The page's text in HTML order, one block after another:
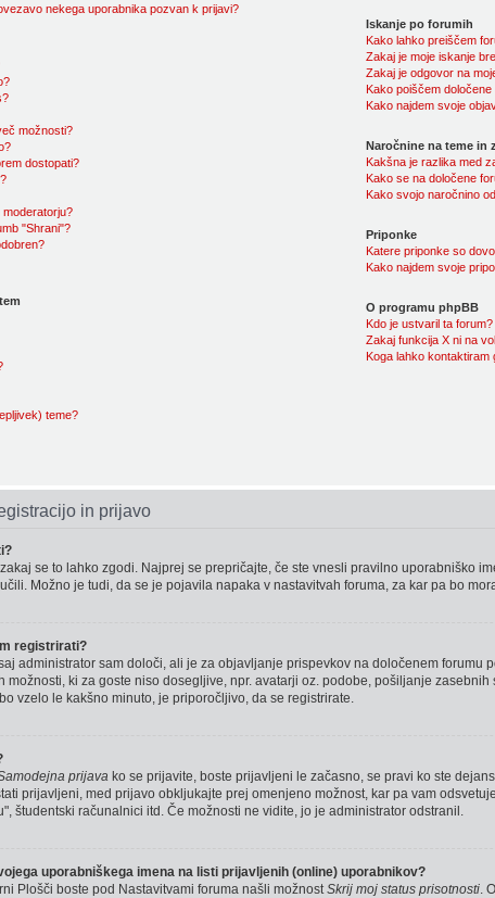
nekega uporabnika pozvan k prijavi?
možnosti?
dostopati?
"Shrani"?
teme?
Iskanje po forumih
Kako lahko preiščem
Zakaj je moje iskanje
Zakaj je odgovor na
Kako poiščem določene
Kako najdem svoje
Naročnine na teme in
Kakšna je razlika med
Kako se na določene
Kako svojo naročnino
Priponke
Katere priponke so
Kako najdem svoje
O programu phpBB
Kdo je ustvaril ta forum?
Zakaj funkcija X ni na
Koga lahko
in prijavo
se to lahko zgodi. Najprej se prepričajte, če ste vnesli pravilno uporabniško
Možno je tudi, da se je pojavila napaka v nastavitvah foruma, za kar pa bo
registrirati?
administrator sam določi, ali je za objavljanje prispevkov na določenem forumu
možnosti, ki za goste niso dosegljive, npr. avatarji oz. podobe, pošiljanje
vzelo le kakšno minuto, je priporočljivo, da se registrirate.
prijavako se prijavite, boste prijavljeni le začasno, se pravi ko ste
prijavljeni, med prijavo obkljukajte prej omenjeno možnost, kar pa vam
študentski računalnici itd. Če možnosti ne vidite, jo je administrator odstranil.
uporabniškega imena na listi prijavljenih (online) uporabnikov?
Plošči boste pod Nastavitvami foruma našli možnostSkrij moj status prisotnosti.